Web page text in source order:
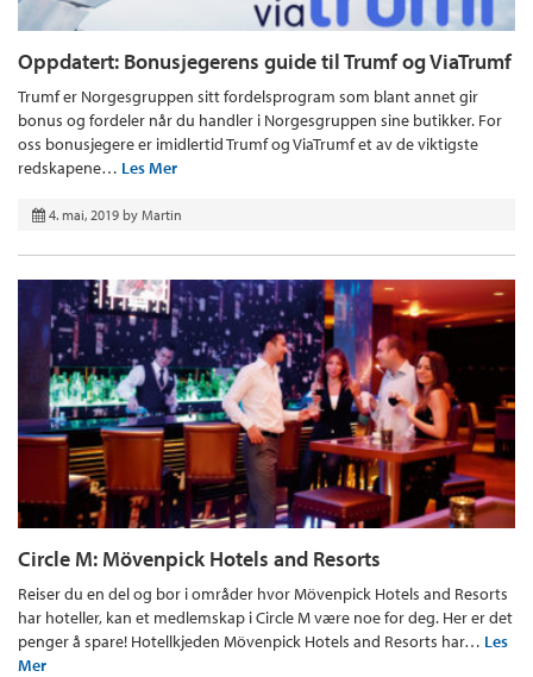
Oppdatert: Bonusjegerens guide til Trumf og ViaTrumf
Trumf er Norgesgruppen sitt fordelsprogram som blant annet gir
bonus og fordeler når du handler i Norgesgruppen sine butikker. For
oss bonusjegere er imidlertid Trumf og ViaTrumf et av de viktigste
redskapene… Les Mer
4. mai, 2019 by Martin
Circle M: Mövenpick Hotels and Resorts
Reiser du en del og bor i områder hvor Mövenpick Hotels and Resorts
har hoteller, kan et medlemskap i Circle M være noe for deg. Her er det
penger å spare! Hotellkjeden Mövenpick Hotels and Resorts har… Les
Mer